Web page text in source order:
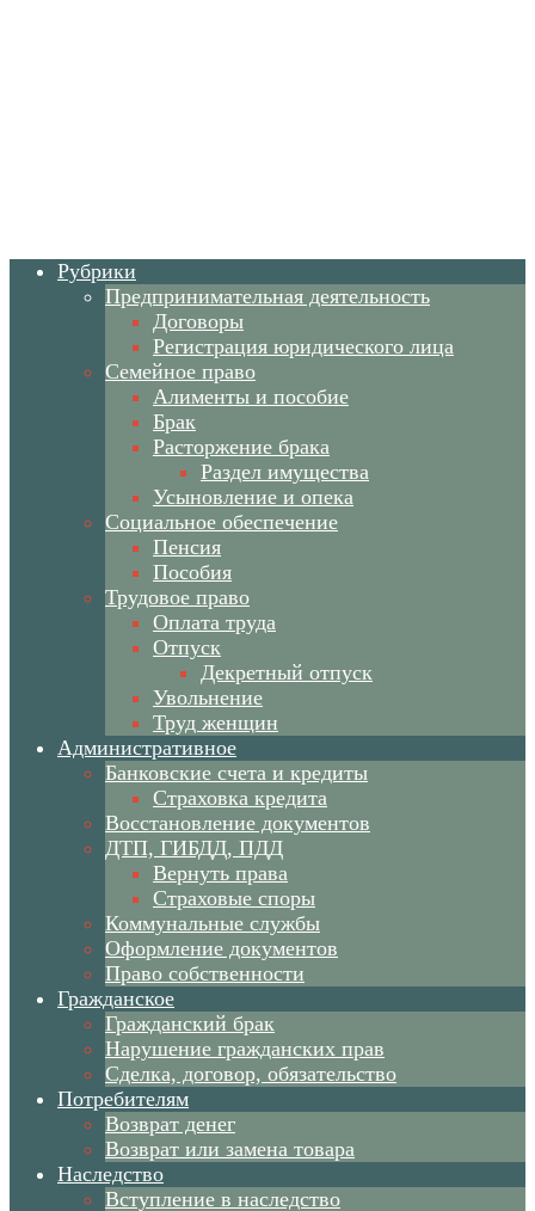
Рубрики
Предпринимательная деятельность
Договоры
Регистрация юридического лица
Семейное право
Алименты и пособие
Брак
Расторжение брака
Раздел имущества
Усыновление и опека
Социальное обеспечение
Пенсия
Пособия
Трудовое право
Оплата труда
Отпуск
Декретный отпуск
Увольнение
Труд женщин
Административное
Банковские счета и кредиты
Страховка кредита
Восстановление документов
ДТП, ГИБДД, ПДД
Вернуть права
Страховые споры
Коммунальные службы
Оформление документов
Право собственности
Гражданское
Гражданский брак
Нарушение гражданских прав
Сделка, договор, обязательство
Потребителям
Возврат денег
Возврат или замена товара
Наследство
Вступление в наследство